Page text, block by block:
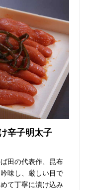
辛子明太子
田の代表作、昆布
味し、厳しい目で
て丁寧に漬け込み